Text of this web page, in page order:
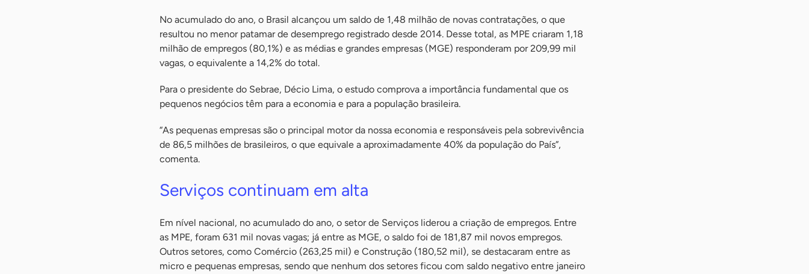
No acumulado do ano, o Brasil alcançou um saldo de 1,48 milhão de novas contratações, o que
resultou no menor patamar de desemprego registrado desde 2014. Desse total, as MPE criaram 1,18
milhão de empregos (80,1%) e as médias e grandes empresas (MGE) responderam por 209,99 mil
vagas, o equivalente a 14,2% do total.
Para o presidente do Sebrae, Décio Lima, o estudo comprova a importância fundamental que os
pequenos negócios têm para a economia e para a população brasileira.
“As pequenas empresas são o principal motor da nossa economia e responsáveis pela sobrevivência
de 86,5 milhões de brasileiros, o que equivale a aproximadamente 40% da população do País”,
comenta.
Serviços continuam em alta
Em nível nacional, no acumulado do ano, o setor de Serviços liderou a criação de empregos. Entre
as MPE, foram 631 mil novas vagas; já entre as MGE, o saldo foi de 181,87 mil novos empregos.
Outros setores, como Comércio (263,25 mil) e Construção (180,52 mil), se destacaram entre as
micro e pequenas empresas, sendo que nenhum dos setores ficou com saldo negativo entre janeiro